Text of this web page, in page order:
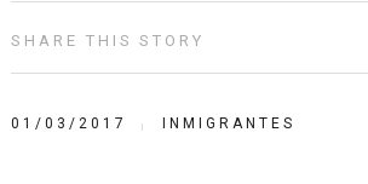
SHARE THIS STORY
01/03/2017 INMIGRANTES